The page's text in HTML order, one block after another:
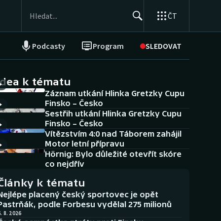
ČT
Podcasty Program SLEDOVAT
NEPŘEHLÉDNĚTE
Historické návraty
Aplikace ČT sport
AZ kvíz
k tématu
Záznam utkání Hlinka Gretzky Cupu
Finsko – Česko
Sestřih utkání Hlinka Gretzky Cupu
Finsko – Česko
Vítězstvím 4:0 nad Táborem zahájil
Motor letní přípravu
Hörnig: Bylo důležité otevřít skóre
co nejdřív
k tématu
placený český sportovec je opět
podle Forbesu vydělal 275 milionů
8. 2026